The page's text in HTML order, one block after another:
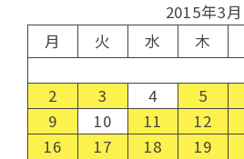
2015年3月
月
火 水 木
2
3 4 5
9
10 11 12
16
17 18 19